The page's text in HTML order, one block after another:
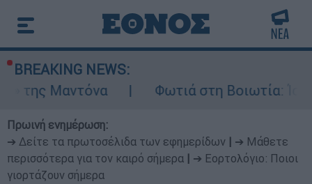
BREAKING NEWS:
Μαντόνα
Φωτιά στη Βοιωτία: Ίση με
Πρωινή ενημέρωση:
➔ Δείτε τα πρωτοσέλιδα των εφημερίδων
➔ Μάθετε
περισσότερα για τον καιρό σήμερα
➔ Εορτολόγιο: Ποιοι
γιορτάζουν σήμερα